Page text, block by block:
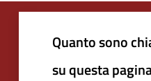
Quanto sono
su questa